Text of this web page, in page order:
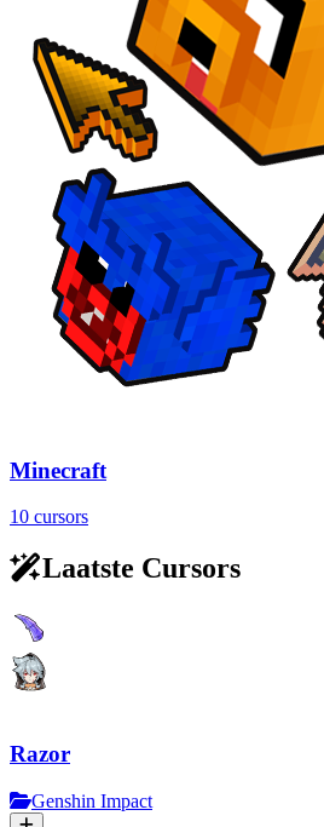
Minecraft
10 cursors
Laatste Cursors
Razor
Genshin Impact